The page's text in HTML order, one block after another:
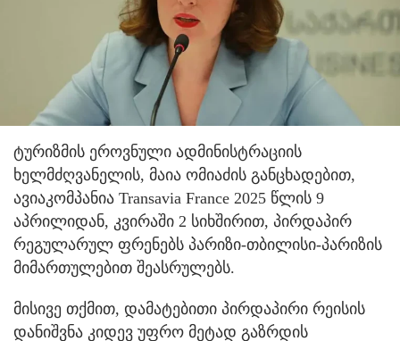
ტურიზმის ეროვნული ადმინისტრაციის
ხელმძღვანელის, მაია ომიაძის განცხადებით,
ავიაკომპანია Transavia France 2025 წლის 9
აპრილიდან, კვირაში 2 სიხშირით, პირდაპირ
რეგულარულ ფრენებს პარიზი-თბილისი-პარიზის
მიმართულებით შეასრულებს.
მისივე თქმით, დამატებითი პირდაპირი რეისის
დანიშვნა კიდევ უფრო მეტად გაზრდის